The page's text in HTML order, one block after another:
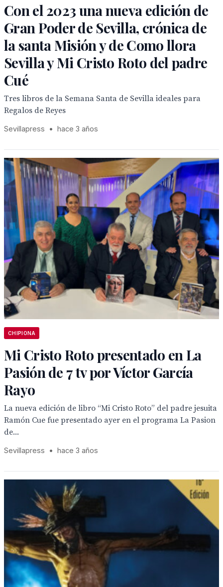
Con el 2023 una nueva edición de
Gran Poder de Sevilla, crónica de
la santa Misión y de Como llora
Sevilla y Mi Cristo Roto del padre
Cué
Tres libros de la Semana Santa de Sevilla ideales para
Regalos de Reyes
Sevillapress • hace 3 años
CHIPIONA
Mi Cristo Roto presentado en La
Pasión de 7 tv por Víctor García
Rayo
La nueva edición de libro “Mi Cristo Roto” del padre jesuita
Ramón Cue fue presentado ayer en el programa La Pasion
de...
Sevillapress • hace 3 años